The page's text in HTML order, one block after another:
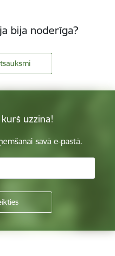
bija noderīga?
uzzina!
savā e-pastā.